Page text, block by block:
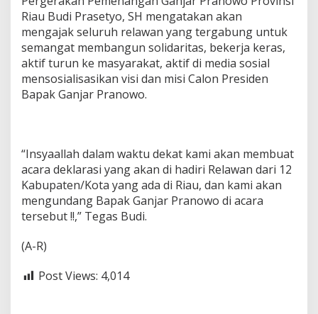
Riau Budi Prasetyo, SH mengatakan akan
mengajak seluruh relawan yang tergabung untuk
semangat membangun solidaritas, bekerja keras,
aktif turun ke masyarakat, aktif di media sosial
mensosialisasikan visi dan misi Calon Presiden
Bapak Ganjar Pranowo.
“Insyaallah dalam waktu dekat kami akan membuat
acara deklarasi yang akan di hadiri Relawan dari 12
Kabupaten/Kota yang ada di Riau, dan kami akan
mengundang Bapak Ganjar Pranowo di acara
tersebut !!,” Tegas Budi.
(A-R)
Post Views: 4,014